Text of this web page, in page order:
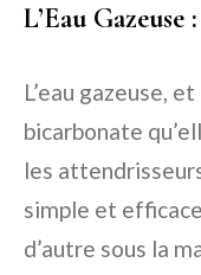
L’Eau
L’eau gazeuse,
bicarbonate
les
simple et
d’autre sous la